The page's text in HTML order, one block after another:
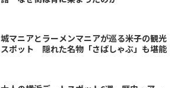
城マニアとラーメンマニアが巡る米子の観光
スポット 隠れた名物「さばしゃぶ」も堪能